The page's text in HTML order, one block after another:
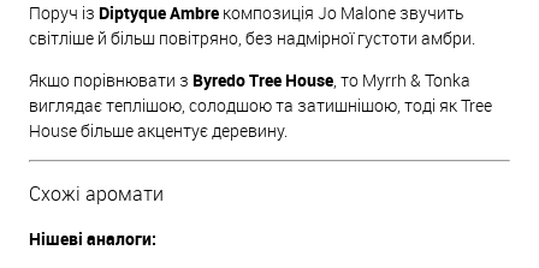
Поруч із Diptyque Ambre композиція Jo Malone звучить
світліше й більш повітряно, без надмірної густоти амбри.
Якщо порівнювати з Byredo Tree House, то Myrrh & Tonka
виглядає теплішою, солодшою та затишнішою, тоді як Tree
House більше акцентує деревину.
Схожі аромати
Нішеві аналоги: